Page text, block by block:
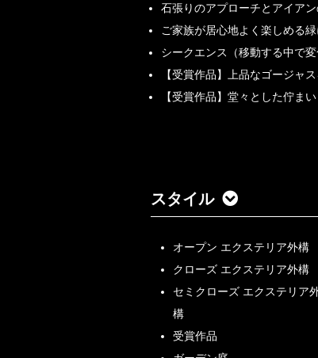
石張りのアプローチとアイア
ご家族が居心地よく楽しめる
シークエンス（移動する中で
【受賞作品】上品なゴージャ
【受賞作品】堂々とした佇まい
スタイル
オープン エクステリア外構
クローズ エクステリア外構
セミクローズ エクステリア
構
受賞作品